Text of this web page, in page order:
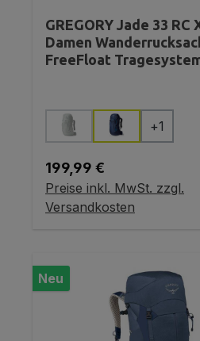
GREGORY Jade 33 RC
Damen
FreeFloat
Farbe auswählen
(Diese Option ist zurzeit
+1
Regulärer Preis:
199,99 €
Preise inkl. MwSt. zzgl.
Versandkosten
In den Warenkorb
Neu